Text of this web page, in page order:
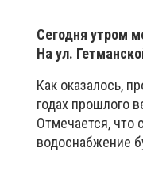
Сегодня утром
На ул.
Как оказалось,
годах прошлого
Отмечается, что
водоснабжение